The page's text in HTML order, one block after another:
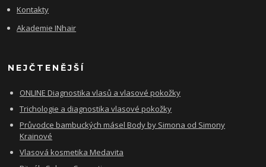
Kontakty
Akademie INhair
NEJČTENĚJŠÍ
ONLINE Diagnostika vlasů a vlasové pokožky
Trichologie a diagnostika vlasové pokožky
Průvodce bambuckých másel Body by Simona od Simony
Krainové
Vlasová kosmetika Medavita